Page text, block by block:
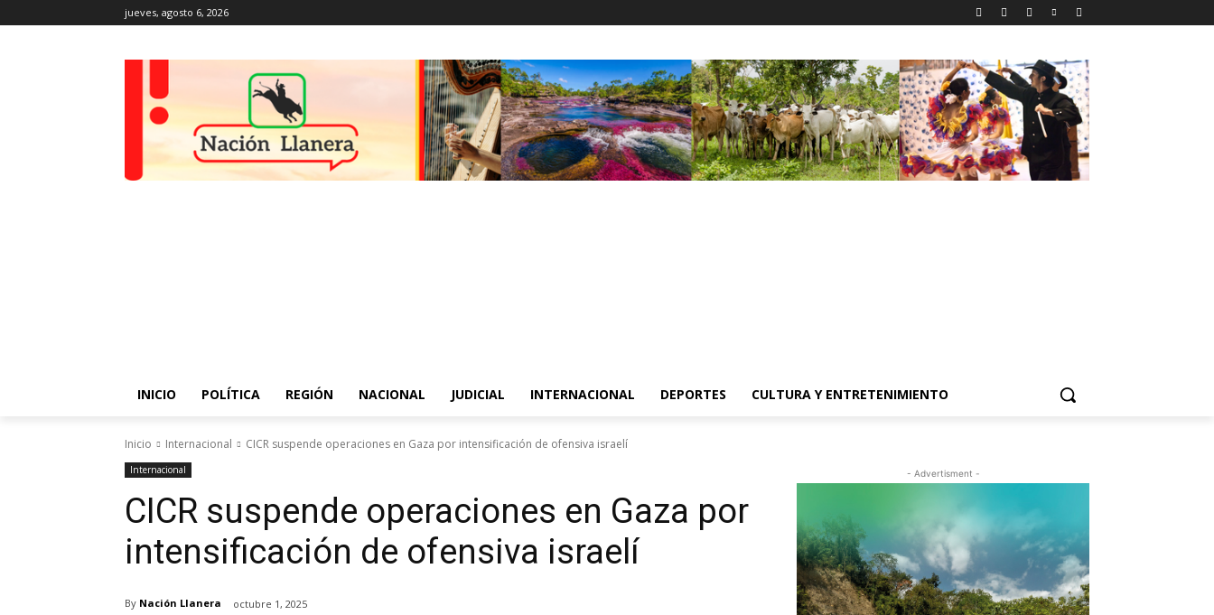
jueves, agosto 6, 2026
INICIO POLÍTICA REGIÓN NACIONAL JUDICIAL INTERNACIONAL DEPORTES CULTURA Y ENTRETENIMIENTO
Inicio Internacional CICR suspende operaciones en Gaza por intensificación de ofensiva israelí
Internacional
CICR suspende operaciones en Gaza por
intensificación de ofensiva israelí
By Nación Llanera octubre 1, 2025
- Advertisment -